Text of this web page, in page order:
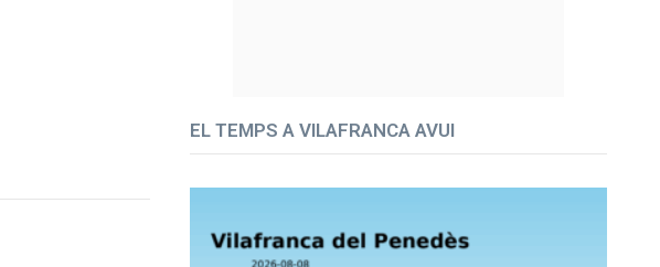
EL TEMPS A VILAFRANCA AVUI